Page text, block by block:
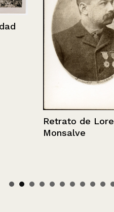
Retrato de Lorenzo
Monsalve